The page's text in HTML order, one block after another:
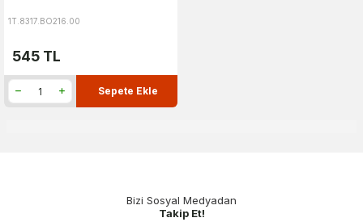
1T.8317.BO216.00
545 TL
Sepete Ekle
Bizi Sosyal Medyadan
Takip Et!